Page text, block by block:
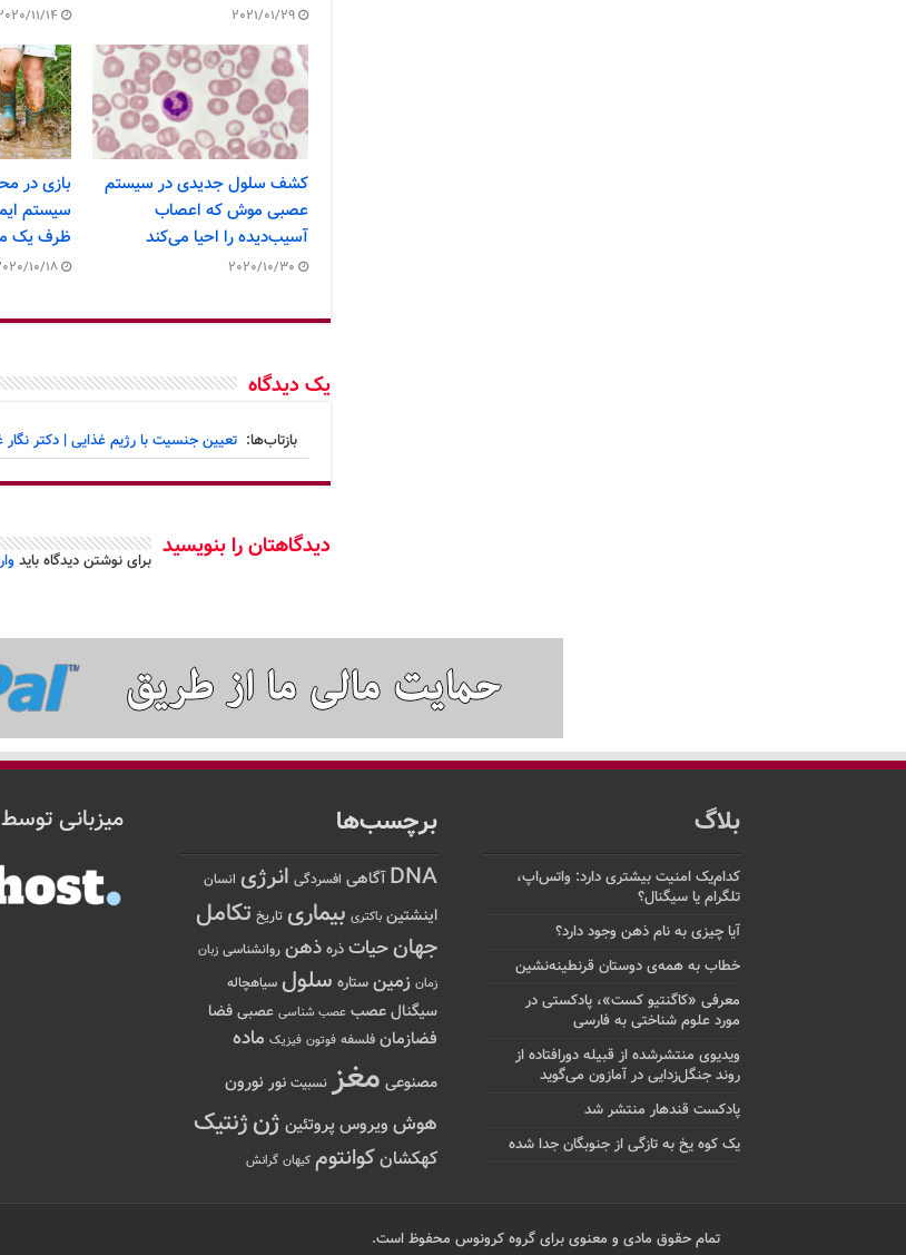
2021/01/29
11/14
کشف سلول جدیدی در سیستم
عصبی موش که اعصاب
آسیب‌دیده را احیا می‌کند
2020/10/30
بازی در
سیستم
ظرف یک
10/18
یک دیدگاه
بازتاب‌ها: تعیین جنسیت با رژیم غذایی | دکتر
دیدگاهتان را بنویسید برای نوشتن دیدگاه باید
بلاگ
کدام‌یک امنیت بیشتری دارد: واتس‌اپ،
تلگرام یا سیگنال؟
آیا چیزی به نام ذهن وجود دارد؟
خطاب به همه‌ی دوستان قرنطینه‌نشین
معرفی «کاگنتیو کست»، پادکستی در
مورد علوم شناختی به فارسی
ویدیوی منتشرشده از قبیله دورافتاده‌ از
روند جنگل‌زدایی در آمازون می‌گوید
پادکست قندهار منتشر شد
یک کوه یخ به تازگی از جنوبگان جدا شده
برچسب‌ها
DNA آگاهی افسردگی انرژی انسان
اینشتین باکتری بیماری تاریخ تکامل
جهانحیات ذره ذهن روانشناسی زبان
زمان زمین ستاره سلول سیاهچاله
سیگنالعصب عصب شناسی عصبی فضا
فضازمان فلسفه فوتون فیزیک ماده
مصنوعی مغز نسبیت نور نورون
هوش ویروس پروتئین ژنژنتیک
کهکشانکوانتوم کیهان گرانش
میزبانی توسط
تمام حقوق مادی و معنوی برای گروه کرونوس محفوظ است.